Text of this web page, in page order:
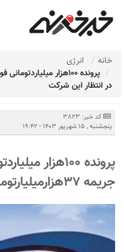
خانه
انرژی
در انتظار این شرکت
کد خبر: 3823
پنجشنبه , 15 شهریور 1403 - 19:42
پرونده 100هزار
جریمه 37هزارمیلیارتومانی در انتظار این شرکت